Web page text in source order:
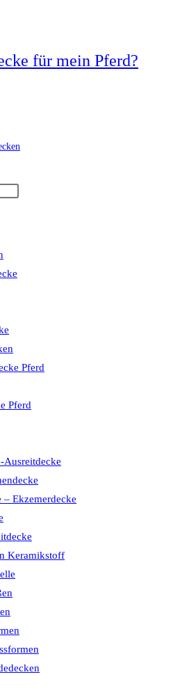
für mein Pferd?
Pferd
Pferd
Ausreitdecke
– Ekzemerdecke
Keramikstoff